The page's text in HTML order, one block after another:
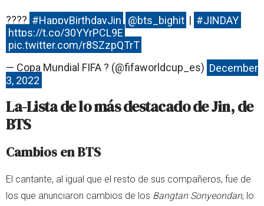
???? #HappyBirthdayJin @bts_bighit | #JINDAY
https://t.co/30YYrPCL9E
pic.twitter.com/r8SZzpQTrT
— Copa Mundial FIFA ? (@fifaworldcup_es) December
3, 2022
La-Lista de lo más destacado de Jin, de
BTS
Cambios en BTS
El cantante, al igual que el resto de sus compañeros, fue de
los que anunciaron cambios de los Bangtan Sonyeondan, lo